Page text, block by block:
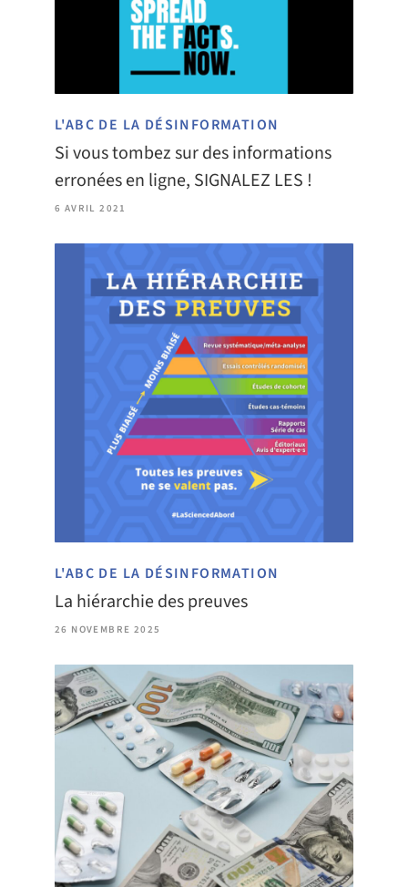
L'ABC DE LA DÉSINFORMATION
Si vous tombez sur des informations
erronées en ligne, SIGNALEZ LES !
6 AVRIL 2021
L'ABC DE LA DÉSINFORMATION
La hiérarchie des preuves
26 NOVEMBRE 2025